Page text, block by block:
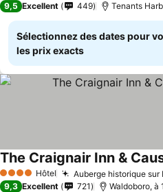
9,5 Excellent 449 Tenants
Sélectionnez des dates pour
les prix exacts
4 Étoiles Hôtel Auberge historique sur
The Craignair Inn &
9,3 Excellent 721 Waldoboro, à